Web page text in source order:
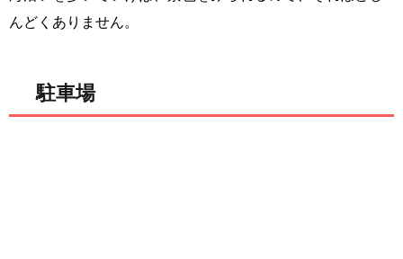
んどくありません。
駐車場